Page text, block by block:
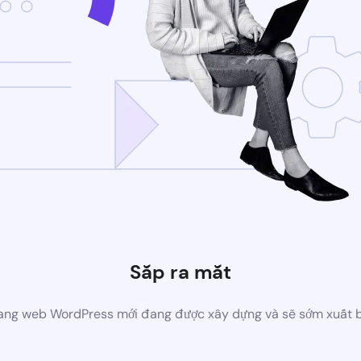
Sắp ra mắt
web WordPress mới đang được xây dựng và sẽ sớm xuất